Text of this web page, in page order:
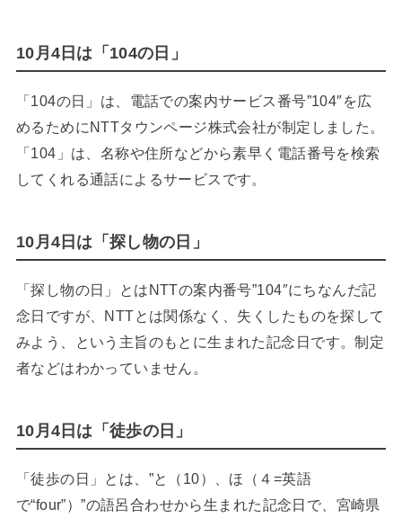
10月4日は「104の日」
「104の日」は、電話での案内サービス番号”104″を広
めるためにNTTタウンページ株式会社が制定しました。
「104」は、名称や住所などから素早く電話番号を検索
してくれる通話によるサービスです。
10月4日は「探し物の日」
「探し物の日」とはNTTの案内番号”104″にちなんだ記
念日ですが、NTTとは関係なく、失くしたものを探して
みよう、という主旨のもとに生まれた記念日です。制定
者などはわかっていません。
10月4日は「徒歩の日」
「徒歩の日」とは、”と（10）、ほ（４=英語
で“four”）”の語呂合わせから生まれた記念日で、宮崎県